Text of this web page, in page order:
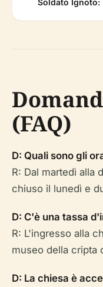
(FAQ)
D: Quali sono gli
R: Dal martedì alla
chiuso il lunedì e
D: C'è una tassa
R: L'ingresso alla
museo della cripta
D: La chiesa è